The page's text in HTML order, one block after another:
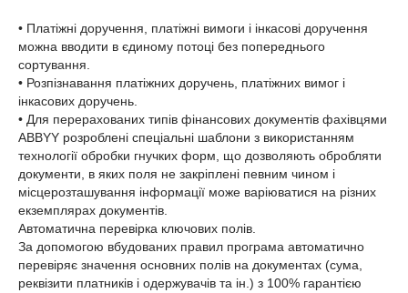
• Платіжні доручення, платіжні вимоги і інкасові доручення
можна вводити в єдиному потоці без попереднього
сортування.
• Розпізнавання платіжних доручень, платіжних вимог і
інкасових доручень.
• Для перерахованих типів фінансових документів фахівцями
ABBYY розроблені спеціальні шаблони з використанням
технології обробки гнучких форм, що дозволяють обробляти
документи, в яких поля не закріплені певним чином і
місцерозташування інформації може варіюватися на різних
екземплярах документів.
Автоматична перевірка ключових полів.
За допомогою вбудованих правил програма автоматично
перевіряє значення основних полів на документах (сума,
реквізити платників і одержувачів та ін.) з 100% гарантією